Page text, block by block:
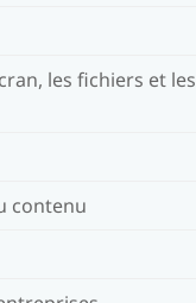
les fichiers et les
contenu